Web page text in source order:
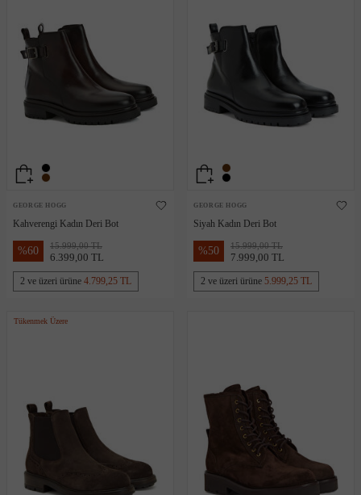
GEORGE HOGG
Kahverengi Kadın Deri Bot
%60 15.999,00 TL
6.399,00 TL
2 ve üzeri ürüne 4.799,25 TL
GEORGE HOGG
Siyah Kadın Deri Bot
%50 15.999,00 TL
7.999,00 TL
2 ve üzeri ürüne 5.999,25 TL
Tükenmek Üzere